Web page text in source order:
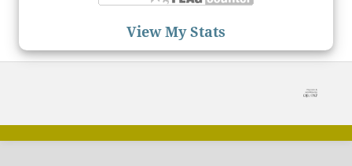
View My Stats